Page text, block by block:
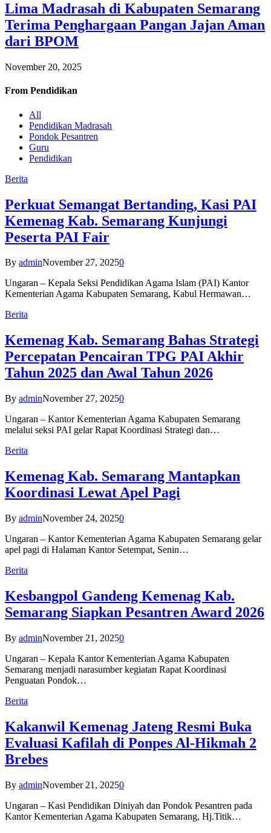
Lima Madrasah di Kabupaten Semarang
Terima Penghargaan Pangan Jajan Aman
dari BPOM
November 20, 2025
From Pendidikan
All
Pendidikan Madrasah
Pondok Pesantren
Guru
Pendidikan
Berita
Perkuat Semangat Bertanding, Kasi PAI
Kemenag Kab. Semarang Kunjungi
Peserta PAI Fair
By adminNovember 27, 20250
Ungaran – Kepala Seksi Pendidikan Agama Islam (PAI) Kantor
Kementerian Agama Kabupaten Semarang, Kabul Hermawan…
Berita
Kemenag Kab. Semarang Bahas Strategi
Percepatan Pencairan TPG PAI Akhir
Tahun 2025 dan Awal Tahun 2026
By adminNovember 27, 20250
Ungaran – Kantor Kementerian Agama Kabupaten Semarang
melalui seksi PAI gelar Rapat Koordinasi Strategi dan…
Berita
Kemenag Kab. Semarang Mantapkan
Koordinasi Lewat Apel Pagi
By adminNovember 24, 20250
Ungaran – Kantor Kementerian Agama Kabupaten Semarang gelar
apel pagi di Halaman Kantor Setempat, Senin…
Berita
Kesbangpol Gandeng Kemenag Kab.
Semarang Siapkan Pesantren Award 2026
By adminNovember 21, 20250
Ungaran – Kepala Kantor Kementerian Agama Kabupaten
Semarang menjadi narasumber kegiatan Rapat Koordinasi
Penguatan Pondok…
Berita
Kakanwil Kemenag Jateng Resmi Buka
Evaluasi Kafilah di Ponpes Al-Hikmah 2
Brebes
By adminNovember 21, 20250
Ungaran – Kasi Pendidikan Diniyah dan Pondok Pesantren pada
Kantor Kementerian Agama Kabupaten Semarang, Hj.Titik…